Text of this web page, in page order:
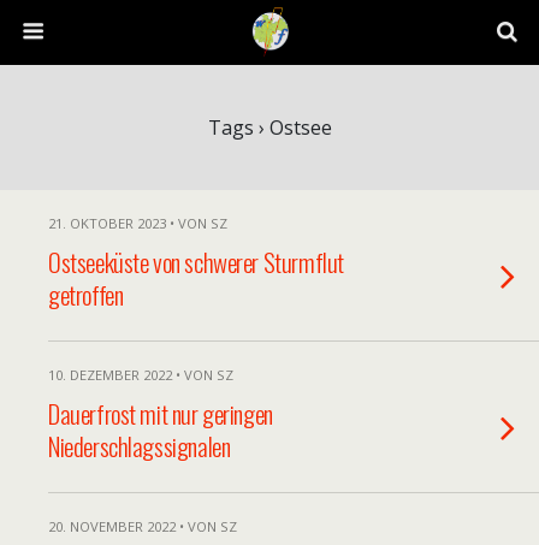
Tags › Ostsee
21. OKTOBER 2023 • VON SZ
Ostseeküste von schwerer Sturmflut
getroffen
10. DEZEMBER 2022 • VON SZ
Dauerfrost mit nur geringen
Niederschlagssignalen
20. NOVEMBER 2022 • VON SZ